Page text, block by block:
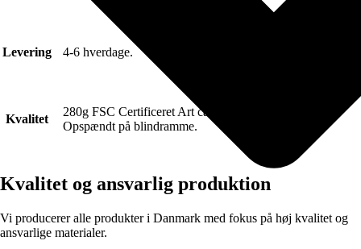
Levering 4-6 hverdage.
Kvalitet
280g FSC Certificeret Art canvas (Lærred).
Opspændt på blindramme.
Kvalitet og ansvarlig produktion
Vi producerer alle produkter i Danmark med fokus på høj kvalitet og
ansvarlige materialer.